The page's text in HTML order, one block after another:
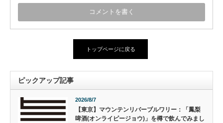
トップページに戻る
ピックアップ記事
2026/8/7
【東京】マウンテンリバーブルワリー：「鳳梨
啤酒(オンライピージョウ)」を樽で飲んでみまし